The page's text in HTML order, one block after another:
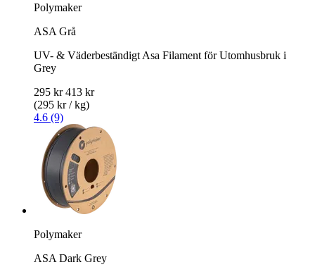
Polymaker
ASA Grå
UV- & Väderbeständigt Asa Filament för Utomhusbruk i
Grey
295 kr 413 kr
(295 kr / kg)
4.6 (9)
Polymaker
ASA Dark Grey